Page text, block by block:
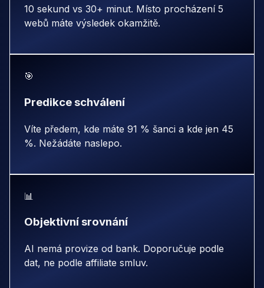
10 sekund vs 30+ minut. Místo procházení 5
webů máte výsledek okamžitě.
🎯
Predikce schválení
Víte předem, kde máte 91 % šanci a kde jen 45
%. Nežádáte naslepo.
📊
Objektivní srovnání
AI nemá provize od bank. Doporučuje podle
dat, ne podle affiliate smluv.